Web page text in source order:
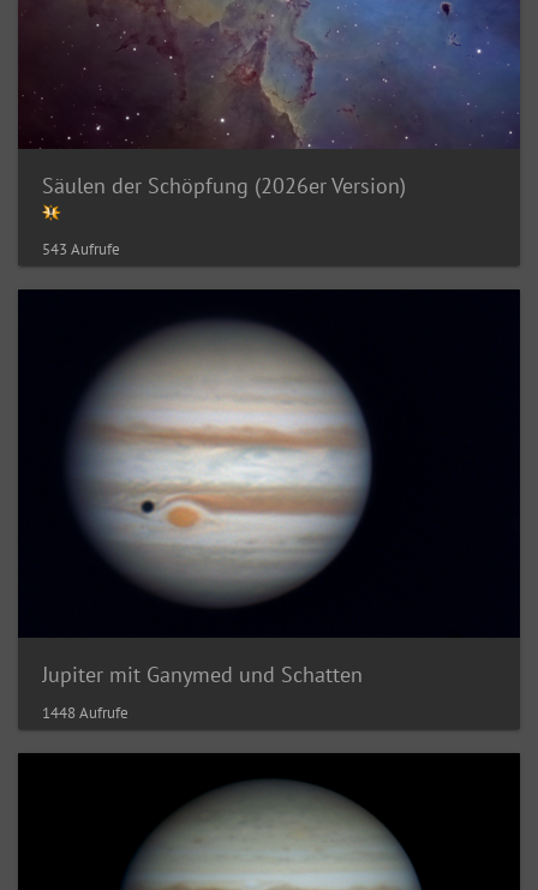
Säulen der Schöpfung (2026er Version)
543 Aufrufe
Jupiter mit Ganymed und Schatten
1448 Aufrufe